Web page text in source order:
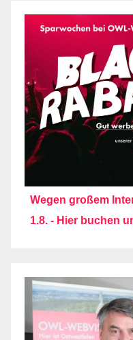
Wegen großem
1.8. - Hier buchen